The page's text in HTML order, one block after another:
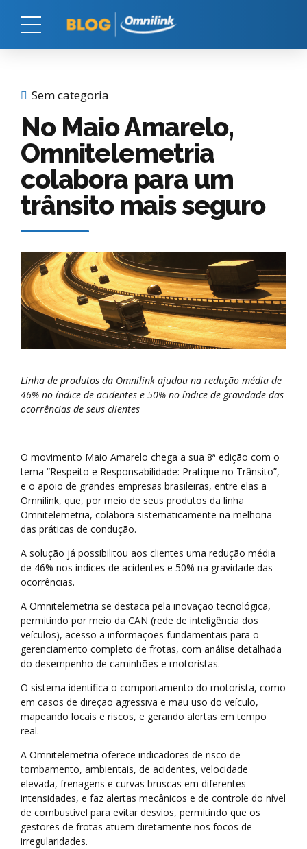
Sem categoria
No Maio Amarelo,
Omnitelemetria
colabora para um
trânsito mais seguro
Linha de produtos da Omnilink ajudou na redução média de
46% no índice de acidentes e 50% no índice de gravidade das
ocorrências de seus clientes
O movimento Maio Amarelo chega a sua 8ª edição com o
tema “Respeito e Responsabilidade: Pratique no Trânsito”,
e o apoio de grandes empresas brasileiras, entre elas a
Omnilink, que, por meio de seus produtos da linha
Omnitelemetria, colabora sistematicamente na melhoria
das práticas de condução.
A solução já possibilitou aos clientes uma redução média
de 46% nos índices de acidentes e 50% na gravidade das
ocorrências.
A Omnitelemetria se destaca pela inovação tecnológica,
permitindo por meio da CAN (rede de inteligência dos
veículos), acesso a informações fundamentais para o
gerenciamento completo de frotas, com análise detalhada
do desempenho de caminhões e motoristas.
O sistema identifica o comportamento do motorista, como
em casos de direção agressiva e mau uso do veículo,
mapeando locais e riscos, e gerando alertas em tempo
real.
A Omnitelemetria oferece indicadores de risco de
tombamento, ambientais, de acidentes, velocidade
elevada, frenagens e curvas bruscas em diferentes
intensidades, e faz alertas mecânicos e de controle do nível
de combustível para evitar desvios, permitindo que os
gestores de frotas atuem diretamente nos focos de
irregularidades.